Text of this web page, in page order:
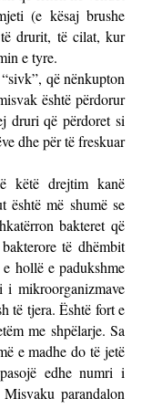
(e kësaj brushe
drurit, të cilat, kur
e tyre.
që nënkupton
është përdorur
druri që përdoret si
dhe për të freskuar
këtë drejtim kanë
është më shumë se
bakteret që
të dhëmbit
hollë e padukshme
i mikroorganizmave
të tjera. Është fort e
me shpëlarje. Sa
e madhe do të jetë
edhe numri i
parandalon